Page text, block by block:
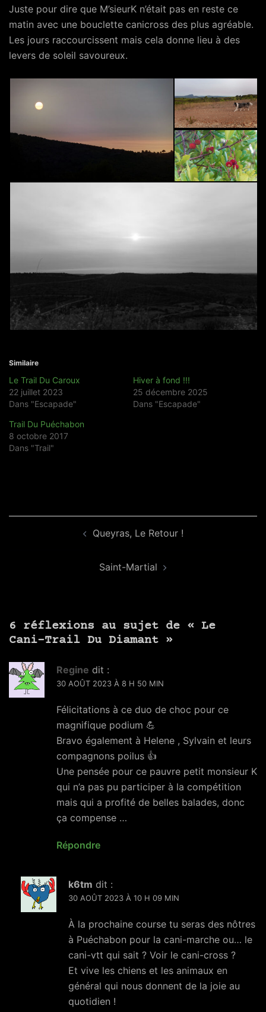
Juste pour dire que M’sieurK n’était pas en reste ce
matin avec une bouclette canicross des plus agréable.
Les jours raccourcissent mais cela donne lieu à des
levers de soleil savoureux.
Similaire
Le Trail Du Caroux
22 juillet 2023
Dans "Escapade"
Hiver à fond !!!
25 décembre 2025
Dans "Escapade"
Trail Du Puéchabon
8 octobre 2017
Dans "Trail"
Queyras, Le Retour !
Saint-Martial
6 réflexions au sujet de « Le
Cani-Trail Du Diamant »
Regine dit :
30 AOÛT 2023 À 8 H 50 MIN
Félicitations à ce duo de choc pour ce
magnifique podium 💪
Bravo également à Helene , Sylvain et leurs
compagnons poilus 👍
Une pensée pour ce pauvre petit monsieur K
qui n’a pas pu participer à la compétition
mais qui a profité de belles balades, donc
ça compense …
Répondre
k6tm dit :
30 AOÛT 2023 À 10 H 09 MIN
À la prochaine course tu seras des nôtres
à Puéchabon pour la cani-marche ou… le
cani-vtt qui sait ? Voir le cani-cross ?
Et vive les chiens et les animaux en
général qui nous donnent de la joie au
quotidien !